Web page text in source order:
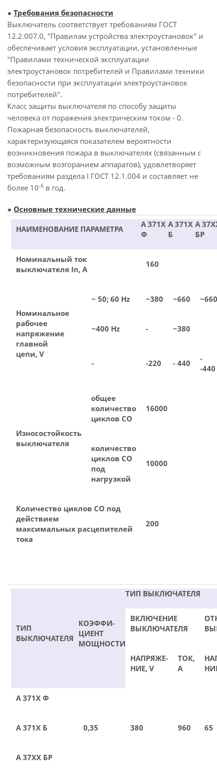
● Требования безопасности
Выключатель соответствует требованиям ГОСТ
12.2.007.0, "Правилам устройства электроустановок" и
обеспечивает условия эксплуатации, установленные
"Правилами технической эксплуатации
электроустановок потребителей и Правилами техники
безопасности при эксплуатации электроустановок
потребителей".
Класс защиты выключателя по способу защиты
человека от поражения электрическим током - 0.
Пожарная безопасность выключателей,
характеризующаяся показателем вероятности
возникновения пожара в выключателях (связанным с
возможным возгоранием аппаратов), удовлетворяет
требованиям раздела I ГОСТ 12.1.004 и составляет не
более 10-6 в год.
● Основные технические данные
НАИМЕНОВАНИЕ ПАРАМЕТРА
А 371Х
Ф
А 371Х
Б
А
БР
Номинальный ток
выключателя In, A
160
Номинальное
рабочее
напряжение
главной
цепи, V
~ 50; 60 Hz ~380 ~660 ~660
~400 Hz - ~380
- -220 - 440
-
-440
Износостойкость
выключателя
общее
количество
циклов СО
16000
количество
циклов СО
под
нагрузкой
10000
Количество циклов СО под
действием
максимальных расцепителей
тока
200
ТИП
ВЫКЛЮЧАТЕЛЯ
КОЭФФИ-
ЦИЕНТ
МОЩНОСТИ
ТИП ВЫКЛЮЧАТЕЛЯ
ВКЛЮЧЕНИЕ
ВЫКЛЮЧАТЕЛЯ
НАПРЯЖЕ-
НИЕ, V
ТОК,
А
А 371Х Ф
0,35 380 960 65
А 371Х Б
А 37ХХ БР